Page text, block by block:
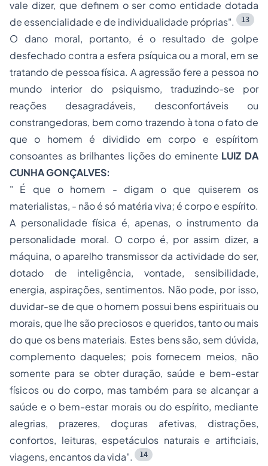
vale dizer, que definem o ser como entidade dotada
de essencialidade e de individualidade próprias".
13
O dano moral, portanto, é o resultado de golpe
desfechado contra a esfera psíquica ou a moral, em se
tratando de pessoa física. A agressão fere a pessoa no
mundo interior do psiquismo, traduzindo-se por
reações desagradáveis, desconfortáveis ou
constrangedoras, bem como trazendo à tona o fato de
que o homem é dividido em corpo e espíritom
consoantes as brilhantes lições do eminente LUIZ DA
CUNHA GONÇALVES:
" É que o homem - digam o que quiserem os
materialistas, - não é só matéria viva; é corpo e espírito.
A personalidade física é, apenas, o instrumento da
personalidade moral. O corpo é, por assim dizer, a
máquina, o aparelho transmissor da actividade do ser,
dotado de inteligência, vontade, sensibilidade,
energia, aspirações, sentimentos. Não pode, por isso,
duvidar-se de que o homem possui bens espirituais ou
morais, que lhe são preciosos e queridos, tanto ou mais
do que os bens materiais. Estes bens são, sem dúvida,
complemento daqueles; pois fornecem meios, não
somente para se obter duração, saúde e bem-estar
físicos ou do corpo, mas também para se alcançar a
saúde e o bem-estar morais ou do espírito, mediante
alegrias, prazeres, doçuras afetivas, distrações,
confortos, leituras, espetáculos naturais e artificiais,
viagens, encantos da vida".
14